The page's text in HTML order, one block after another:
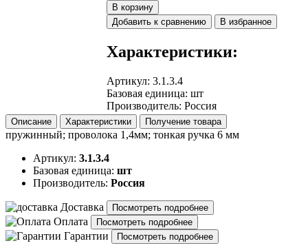
В корзину
Добавить к сравнению
В избранное
Характеристики:
Артикул: 3.1.3.4
Базовая единица: шт
Производитель: Россия
Описание Характеристики Получение товара
пружинный; проволока 1,4мм; тонкая ручка 6 мм
Артикул: 3.1.3.4
Базовая единица: шт
Производитель: Россия
Доставка Посмотреть подробнее
Оплата Посмотреть подробнее
Гарантии Посмотреть подробнее